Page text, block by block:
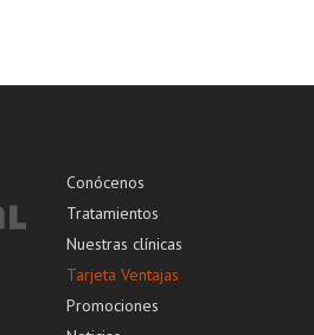
Conócenos
Tratamientos
Nuestras clínicas
Tarjeta Ventajas
Promociones